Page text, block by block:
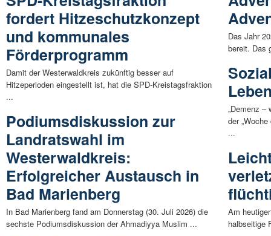
fordert Hitzeschutzkonzept
und kommunales
Förderprogramm
Damit der Westerwaldkreis zukünftig besser auf
Hitzeperioden eingestellt ist, hat die SPD-Kreistagsfraktion
...
Podiumsdiskussion zur
Landratswahl im
Westerwaldkreis:
Erfolgreicher Austausch in
Bad Marienberg
In Bad Marienberg fand am Donnerstag (30. Juli 2026) die
sechste Podiumsdiskussion der Ahmadiyya Muslim ...
Das Jahr
bereit. Das
„Demenz –
der
...
Am
halbseitige